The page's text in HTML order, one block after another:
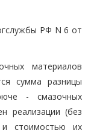
РФ N 6 от
материалов
сумма разницы
- смазочных
реализации (без
и стоимостью их